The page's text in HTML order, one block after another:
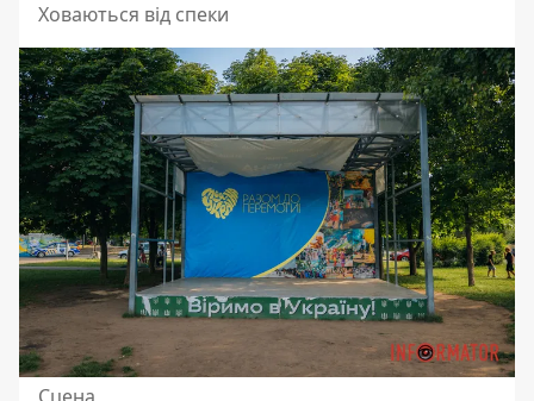
Ховаються від спеки